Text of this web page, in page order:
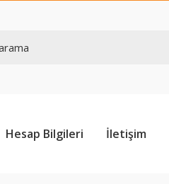
Hesap Bilgileri İletişim